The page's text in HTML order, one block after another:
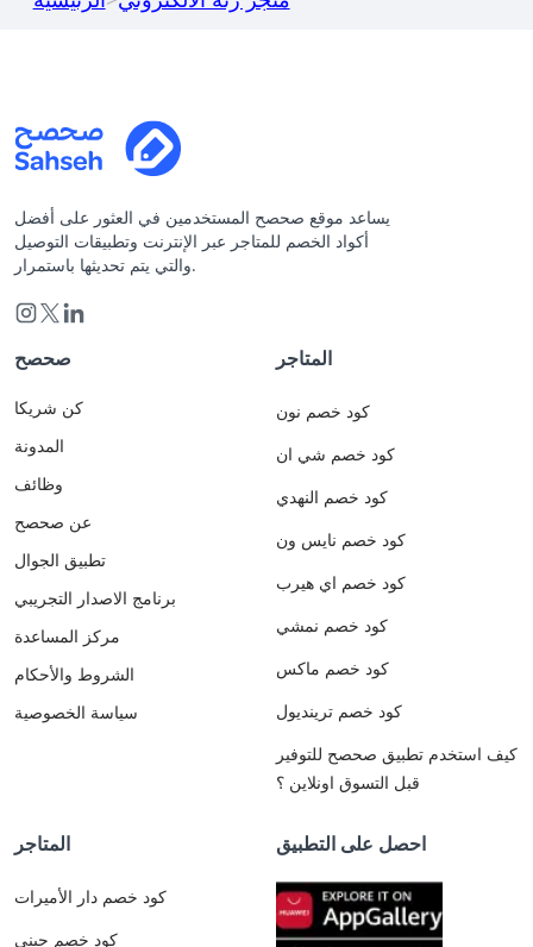
يساعد موقع صحصح المستخدمين في العثور على أفضل
أكواد الخصم للمتاجر عبر الإنترنت وتطبيقات التوصيل
والتي يتم تحديثها باستمرار.
صحصح
كن شريكا
المدونة
وظائف
عن صحصح
تطبيق الجوال
برنامج الاصدار التجريبي
مركز المساعدة
الشروط والأحكام
سياسة الخصوصية
المتاجر
كود خصم نون
كود خصم شي ان
كود خصم النهدي
كود خصم نايس ون
كود خصم اي هيرب
كود خصم نمشي
كود خصم ماكس
كود خصم ترينديول
كيف استخدم تطبيق صحصح للتوفير
قبل التسوق اونلاين ؟
المتاجر
كود خصم دار الأميرات
كود خصم جيني
احصل على التطبيق